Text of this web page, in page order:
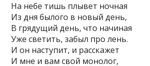
На небе тишь плывет ночная
Из дня былого в новый день,
В грядущий день, что начиная
Уже светить, забыл про лень.
И он наступит, и расскажет
И мне и вам свой монолог,